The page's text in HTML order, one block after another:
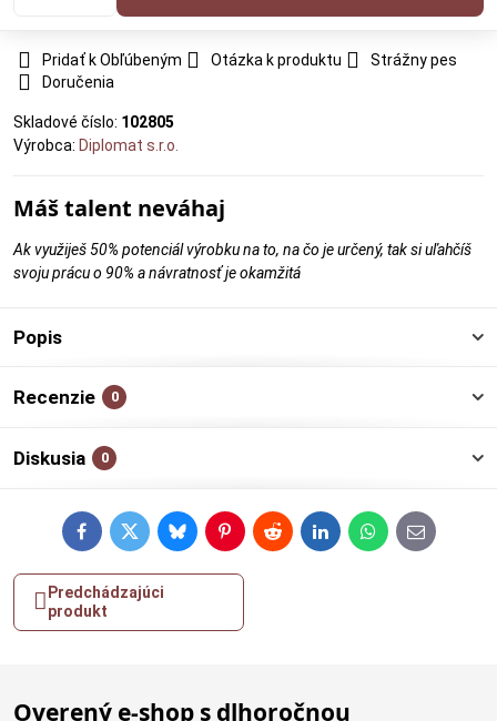
Pridať k Obľúbeným Otázka k produktu
Strážny pes
Doručenia
Skladové číslo: 102805
Výrobca: Diplomat s.r.o.
Máš talent neváhaj
Ak využiješ 50% potenciál výrobku na to, na čo je určený, tak si uľahčíš
svoju prácu o 90% a návratnosť je okamžitá
Popis
Recenzie 0
Diskusia 0
FacebookTwitterBlueskyPinterestRedditLinkedInWhatsApp
E-
mail
Predchádzajúci
produkt
Overený e-shop s dlhoročnou